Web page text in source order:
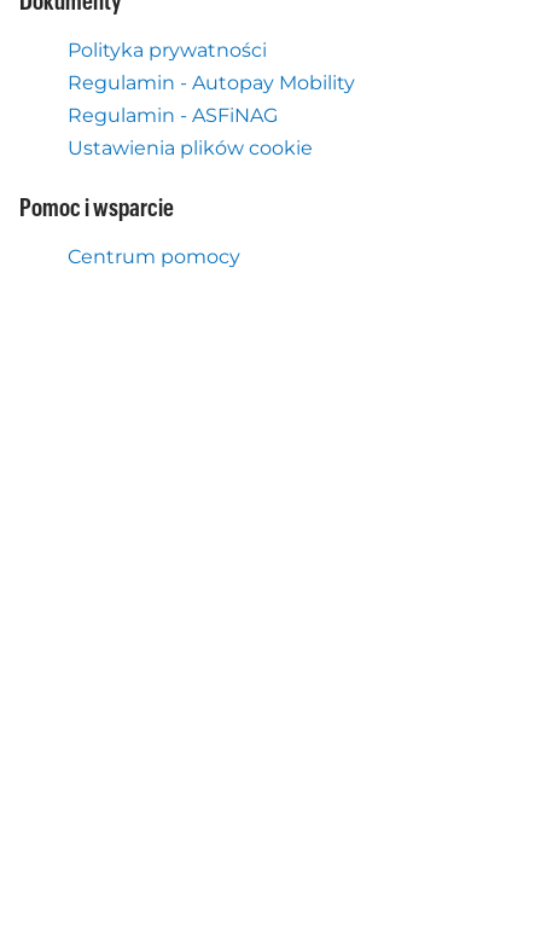
Polityka prywatności
Regulamin - Autopay Mobility
Regulamin - ASFiNAG
Ustawienia plików cookie
Pomoc i wsparcie
Centrum pomocy